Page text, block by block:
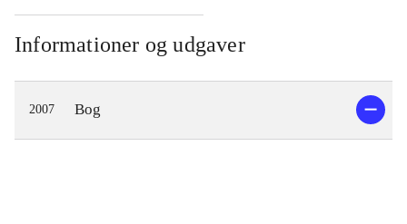
Informationer og udgaver
2007 Bog